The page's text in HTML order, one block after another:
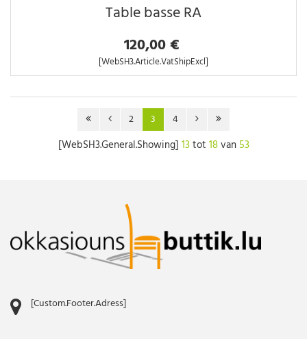
Table basse RA
120,00 €
[WebSH3.Article.VatShipExcl]
2 3 4
[WebSH3.General.Showing] 13tot 18van 53
[Custom.Footer.Adress]